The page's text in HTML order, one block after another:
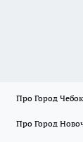
Про Город
Про Город